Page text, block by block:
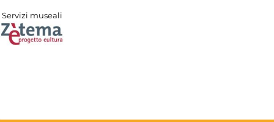
Servizi museali